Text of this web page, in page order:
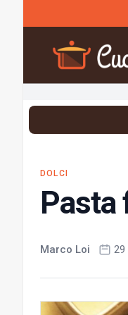
DOLCI
Pasta
Marco Loi 29